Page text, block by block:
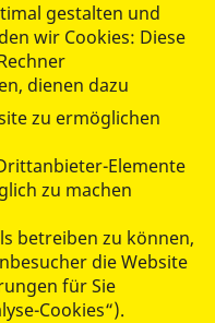
gestalten und
wir Cookies: Diese
dienen dazu
zu ermöglichen
Elemente
zu machen
betreiben zu können,
die Website
für Sie
Cookies“).